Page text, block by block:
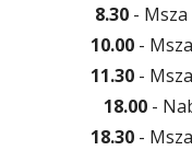
8.30 -
10.00-
11.30-
18.00-
18.30-